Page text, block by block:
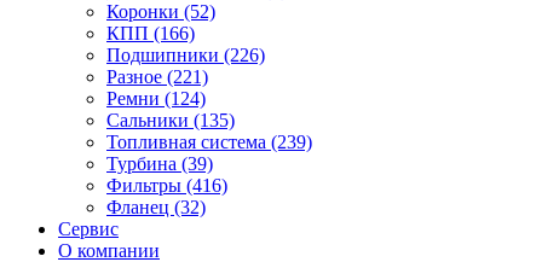
Коронки (52)
КПП (166)
Подшипники (226)
Разное (221)
Ремни (124)
Сальники (135)
Топливная система (239)
Турбина (39)
Фильтры (416)
Фланец (32)
Сервис
О компании